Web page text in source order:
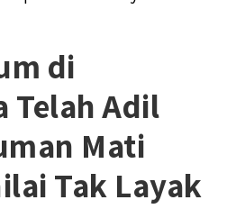
di
Telah Adil
Mati
Tak Layak